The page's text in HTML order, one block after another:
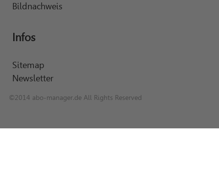
Bildnachweis
Infos
Sitemap
Newsletter
©2014 abo-manager.de All Rights Reserved